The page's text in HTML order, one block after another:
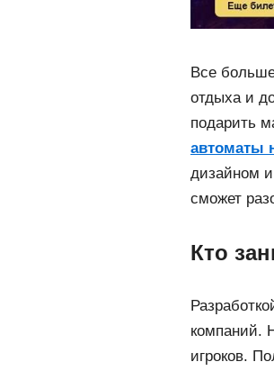
Все
отдыха и
подарить
автоматы
дизайном
сможет
Кто
компаний.
игроков.